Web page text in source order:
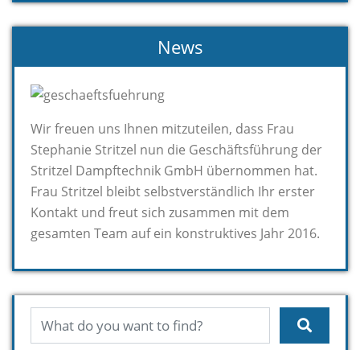
News
Wir freuen uns Ihnen mitzuteilen, dass Frau
Stephanie Stritzel nun die Geschäftsführung der
Stritzel Dampftechnik GmbH übernommen hat.
Frau Stritzel bleibt selbstverständlich Ihr erster
Kontakt und freut sich zusammen mit dem
gesamten Team auf ein konstruktives Jahr 2016.